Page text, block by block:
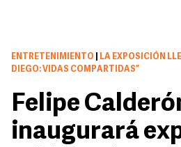
ENTRETENIMIENTO
LA EXPOSICIÓN
DIEGO: VIDAS COMPARTIDAS”
Felipe
inaugurará